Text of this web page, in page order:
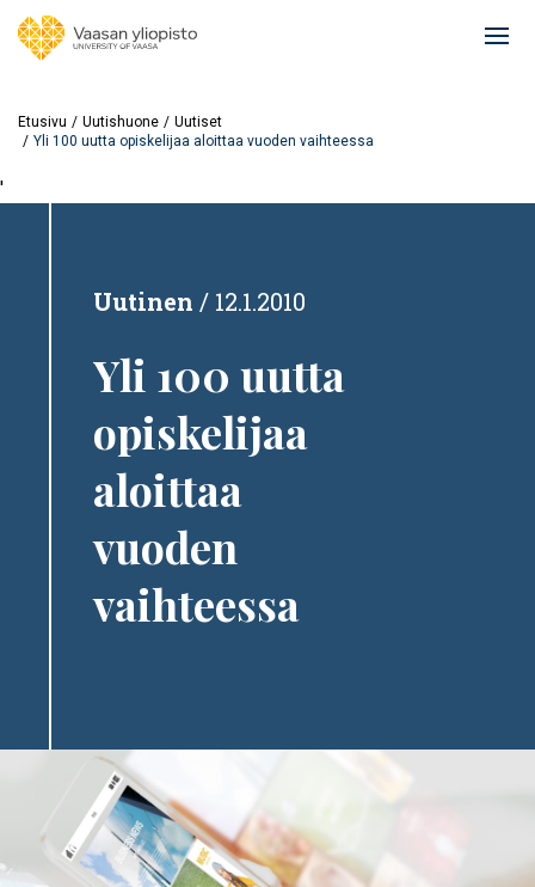
Etusivu Uutishuone
Uutiset
Yli 100 uutta opiskelijaa aloittaa vuoden vaihteessa
'
Uutinen 12.1.2010
Yli 100 uutta
opiskelijaa
aloittaa
vuoden
vaihteessa